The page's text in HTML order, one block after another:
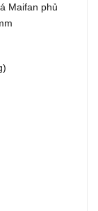
Maifan phủ